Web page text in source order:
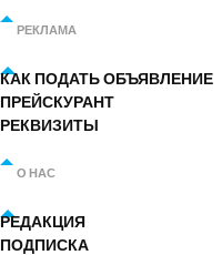
РЕКЛАМА
КАК ПОДАТЬ ОБЪЯВЛЕНИЕ
ПРЕЙСКУРАНТ
РЕКВИЗИТЫ
О НАС
РЕДАКЦИЯ
ПОДПИСКА